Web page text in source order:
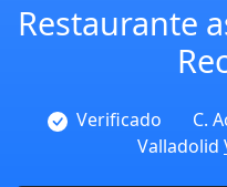
Restaurante
Verificado
C.
Valladolid